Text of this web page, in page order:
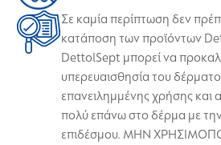
Σε καμία περίπτωση δεν
κατάποση των προϊόντων
DettolSept μπορεί να
υπερευαισθησία του
επανειλημμένης χρήσης και
πολύ επάνω στο δέρμα με
επιδέσμου. ΜΗΝ